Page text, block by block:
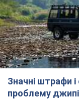
Значні штрафи і
проблему